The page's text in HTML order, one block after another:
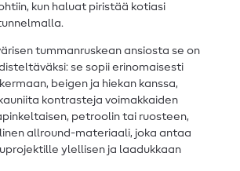
kun haluat piristää kotiasi
tummanruskean ansiosta se on
se sopii erinomaisesti
beigen ja hiekan kanssa,
kontrasteja voimakkaiden
petroolin tai ruosteen,
allround-materiaali, joka antaa
ylellisen ja laadukkaan